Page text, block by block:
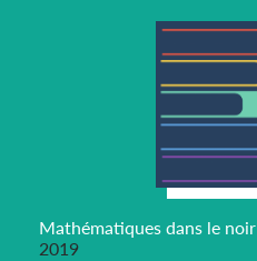
Mathématiques dans le noir
2019